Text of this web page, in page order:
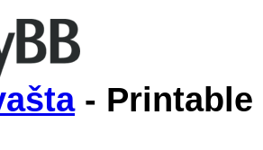
- Printable